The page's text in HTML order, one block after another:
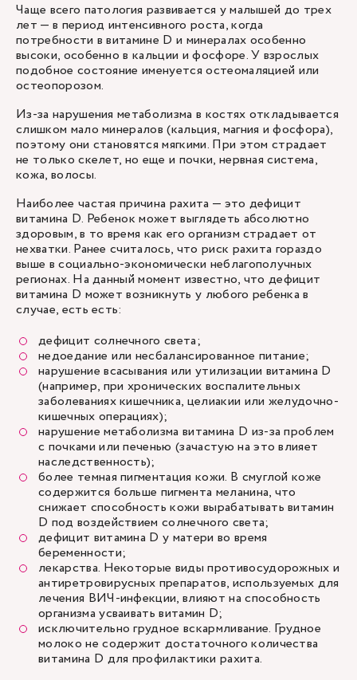
Чаще всего патология развивается у малышей до трех
лет — в период интенсивного роста, когда
потребности в витамине D и минералах особенно
высоки, особенно в кальции и фосфоре. У взрослых
подобное состояние именуется остеомаляцией или
остеопорозом.
Из-за нарушения метаболизма в костях откладывается
слишком мало минералов (кальция, магния и фосфора),
поэтому они становятся мягкими. При этом страдает
не только скелет, но еще и почки, нервная система,
кожа, волосы.
Наиболее частая причина рахита — это дефицит
витамина D. Ребенок может выглядеть абсолютно
здоровым, в то время как его организм страдает от
нехватки. Ранее считалось, что риск рахита гораздо
выше в социально-экономически неблагополучных
регионах. На данный момент известно, что дефицит
витамина D может возникнуть у любого ребенка в
случае, есть есть:
дефицит солнечного света;
недоедание или несбалансированное питание;
нарушение всасывания или утилизации витамина D
(например, при хронических воспалительных
заболеваниях кишечника, целиакии или желудочно-
кишечных операциях);
нарушение метаболизма витамина D из-за проблем
с почками или печенью (зачастую на это влияет
наследственность);
более темная пигментация кожи. В смуглой коже
содержится больше пигмента меланина, что
снижает способность кожи вырабатывать витамин
D под воздействием солнечного света;
дефицит витамина D у матери во время
беременности;
лекарства. Некоторые виды противосудорожных и
антиретровирусных препаратов, используемых для
лечения ВИЧ-инфекции, влияют на способность
организма усваивать витамин D;
исключительно грудное вскармливание. Грудное
молоко не содержит достаточного количества
витамина D для профилактики рахита.